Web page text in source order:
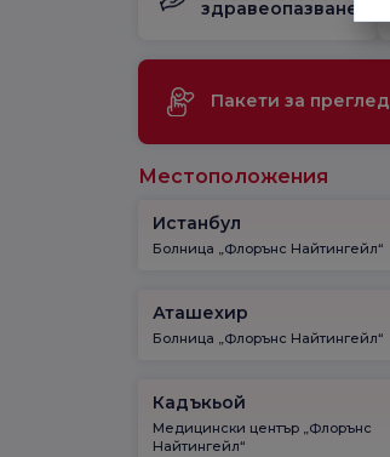
здравеопазване
Пакети за преглед
Местоположения
Истанбул
Болница „Флорънс Найтингейл“
Аташехир
Болница „Флорънс Найтингейл“
Кадъкьой
Медицински център „Флорънс
Найтингейл“